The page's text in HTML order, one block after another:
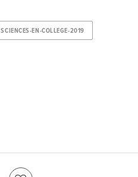
SCIENCES-EN-COLLEGE-2019